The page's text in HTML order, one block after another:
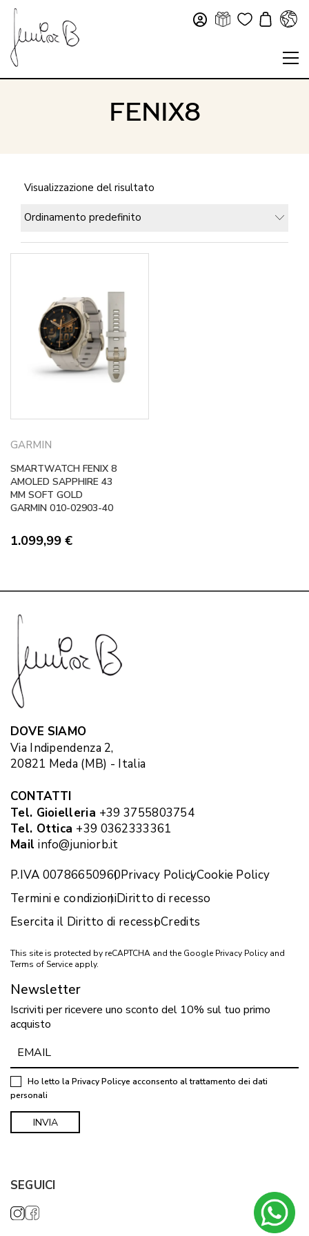
FENIX8
Visualizzazione del risultato
Ordinamento predefinito
GARMIN
SMARTWATCH FENIX 8
AMOLED SAPPHIRE 43
MM SOFT GOLD
GARMIN 010-02903-40
1.099,99 €
DOVE SIAMO
Via Indipendenza 2,
20821 Meda (MB) - Italia
CONTATTI
Tel. Gioielleria +39 3755803754
Tel. Ottica +39 0362333361
Mail info@juniorb.it
P.IVA 00786650960Privacy PolicyCookie Policy
Termini e condizioniDiritto di recesso
Esercita il Diritto di recessoCredits
This site is protected by reCAPTCHA and the Google Privacy Policy and
Terms of Service apply.
Newsletter
Iscriviti per ricevere uno sconto del 10% sul tuo primo
acquisto
Ho letto la Privacy Policye acconsento al trattamento dei dati
personali
SEGUICI